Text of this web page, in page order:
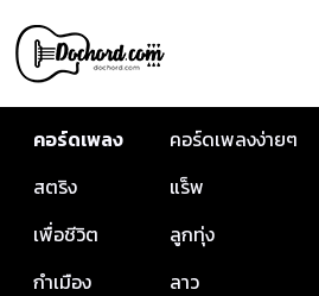
คอร์ดเพลง คอร์ดเพลงง่ายๆ
สตริง
แร็พ
เพื่อชีวิต
ลูกทุ่ง
กำเมือง
ลาว